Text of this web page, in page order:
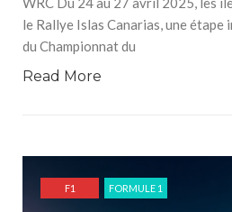
le Rallye Islas Canarias, une étape
du Championnat du
Read More
F1 FORMULE 1